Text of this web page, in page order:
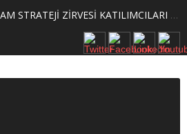
2. SASAM STRATEJİ ZİRVESİ KATILIMCILARI BELLİ OLDU